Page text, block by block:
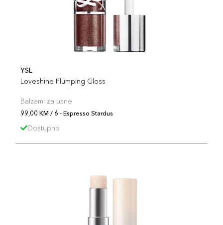
YSL
Loveshine Plumping Gloss
Balzami za usne
99,00 KM / 6 - Espresso Stardus
Dostupno